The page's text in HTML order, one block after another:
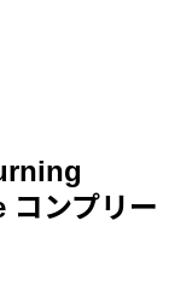
ンプリー